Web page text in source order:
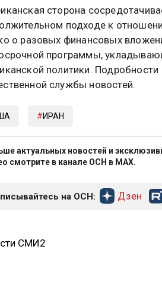
сторона
подходе к
о разовых финансовых
программы,
политики. Подробности
службы новостей.
ИРАН
актуальных новостей и
смотрите в канале ОСН в MAX.
на ОСН: Дзен
СМИ2